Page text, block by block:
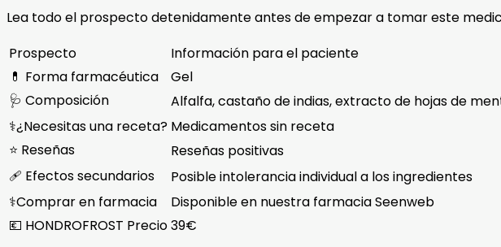
Lea todo el prospecto detenidamente antes de empezar a tomar este
Prospecto
Información para el paciente
💊 Forma farmacéutica
Gel
🩺 Composición
Alfalfa, castaño de indias, extracto de hojas de
⚕️¿Necesitas una receta? Medicamentos sin receta
⭐ Reseñas
Reseñas positivas
🩹 Efectos secundarios
Posible intolerancia individual a los ingredientes
⚕️Comprar en farmacia
Disponible en nuestra farmacia Seenweb
💶 HONDROFROST Precio39€